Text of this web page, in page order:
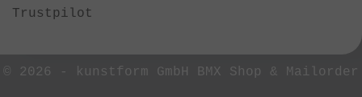
Trustpilot
© 2026 - kunstform GmbH BMX Shop & Mailorder